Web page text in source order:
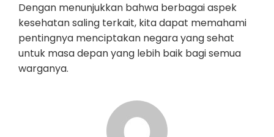
Dengan menunjukkan bahwa berbagai aspek
kesehatan saling terkait, kita dapat memahami
pentingnya menciptakan negara yang sehat
untuk masa depan yang lebih baik bagi semua
warganya.